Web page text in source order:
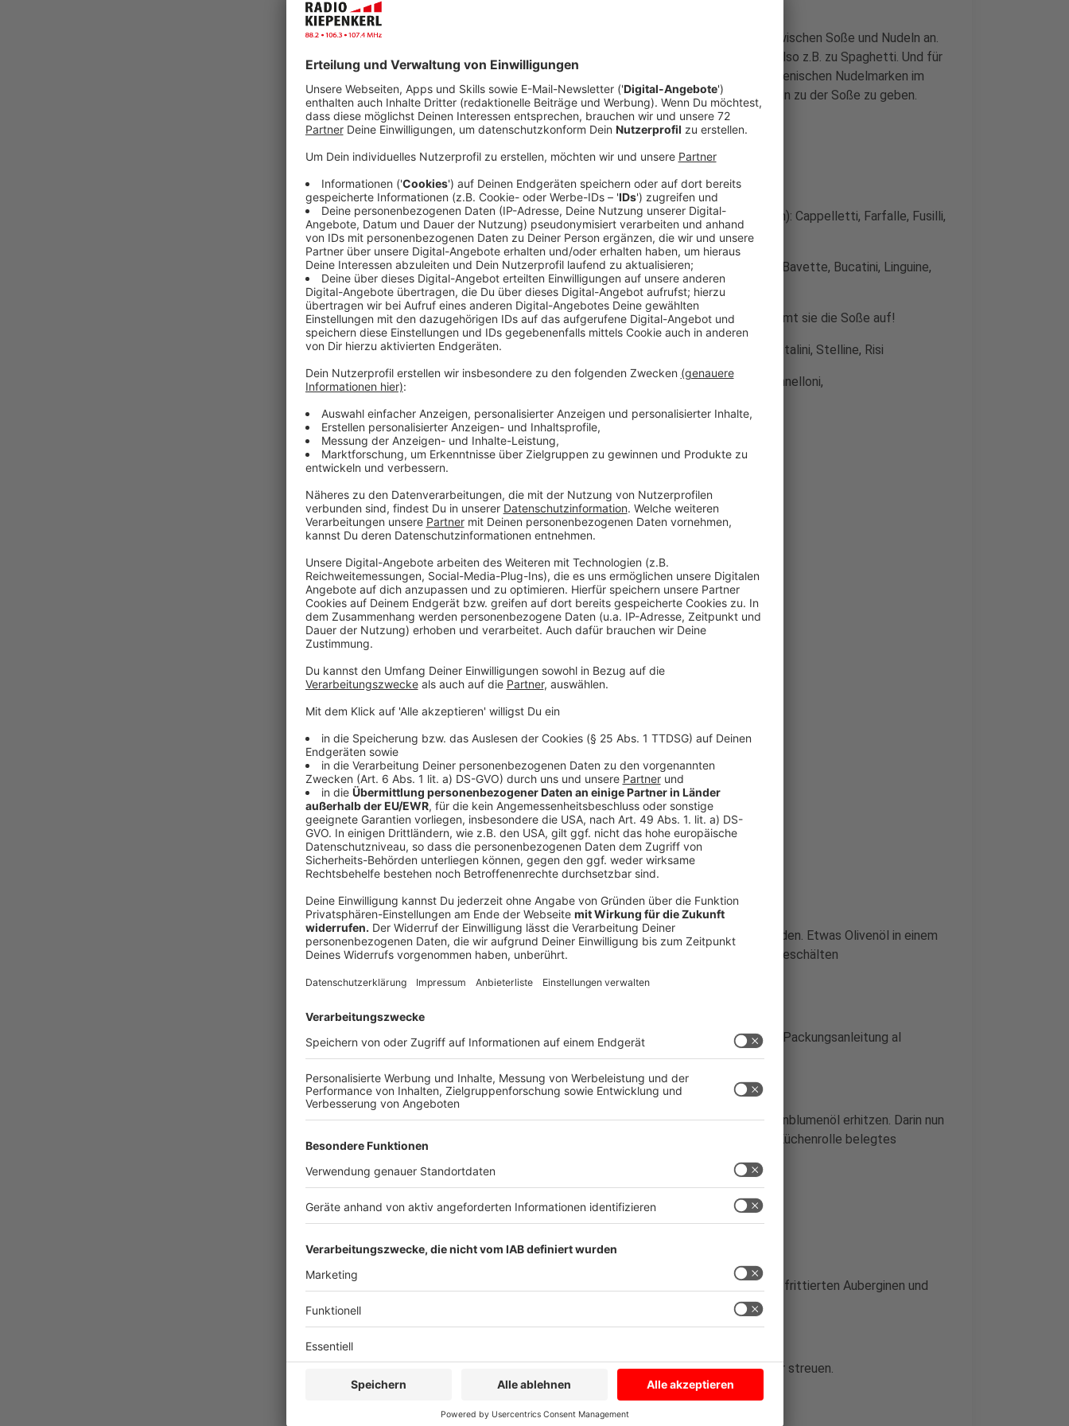
Eins der italienischen Geheimnisse: Es kommt auf die Mischung zwischen Soße und Nudeln an.
Tomatensoße wird daher immer nur zu langen Nudeln gegessen, also z.B. zu Spaghetti. Und für
den besonderen Geschmack empfiehlt es sich auf die original italienischen Nudelmarken im
Supermarkt zu achten und hinterher etwas Kochwasser der Nudeln zu der Soße zu geben.
Anzeige
Pastasorten:
Pasta corta (kurze Teigwaren für dickflüssige und stückige Soßen): Cappelletti, Farfalle, Fusilli,
Makkaroni, Penne, Rigatoni, Tortellini
Pasta lunga (lange Teigwaren für geschmeidige, dünnere Soßen): Bavette, Bucatini, Linguine,
Pappardelle, Spaghetti, Tagliatelle
Hier gilt die Faustregel: Je breiter die Pasta ist, desto besser nimmt sie die Soße auf!
Pastina (kleine Teigwaren für Suppen und Eintöpfe): Conchiglie, Ditalini, Stelline, Risi
Pasta al forno (große Teigwaren zum Füllen und Überbacken): Cannelloni,
Anzeige
Ein Klassiker: Pasta alla norma
500 g Penne
2 kleine Auberginen
1 Zehe Knoblauch
200 g Ricotta salata Käse (alternativ Fetakäse)
Olivenöl
Sonnenblumenöl zum Frittieren
Basilikum
Salz nach Geschmack
Pfeffer nach Geschmack
Als erstes den Knoblauch schälen und in kleine Stückchen schneiden. Etwas Olivenöl in einem
Topf erhitzen und den Knoblauch darin anschwitzen. Danach die geschälten
Einen Topf mit reichlich Salzwasser erhitzen und die Nudeln nach Packungsanleitung al
dente kochen.
Die Auberginen in Scheiben schneiden. Eine Pfanne mit viel Sonnenblumenöl erhitzen. Darin nun
die Auberginenscheiben von beiden Seiten frittieren. Auf ein mit Küchenrolle belegtes
Backblech legen, und abtropfen lassen. Salzen und Pfeffern.
Die Ricotta salata mit einer Küchenreibe reiben.
Die fertigen Nudeln in den Topf mit der Tomatensoße geben. Die frittierten Auberginen und
ein paar Basilikumblätter dazu geben und alles gut umrühren.
Die Pasta auf tiefe Teller verteilen und die Ricotta salata darüber streuen.